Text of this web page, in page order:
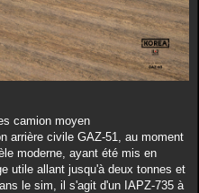
camion moyen
arrière civile GAZ-51, au moment
moderne, ayant été mis en
utile allant jusqu'à deux tonnes et
le sim, il s'agit d'un IAPZ-735 à